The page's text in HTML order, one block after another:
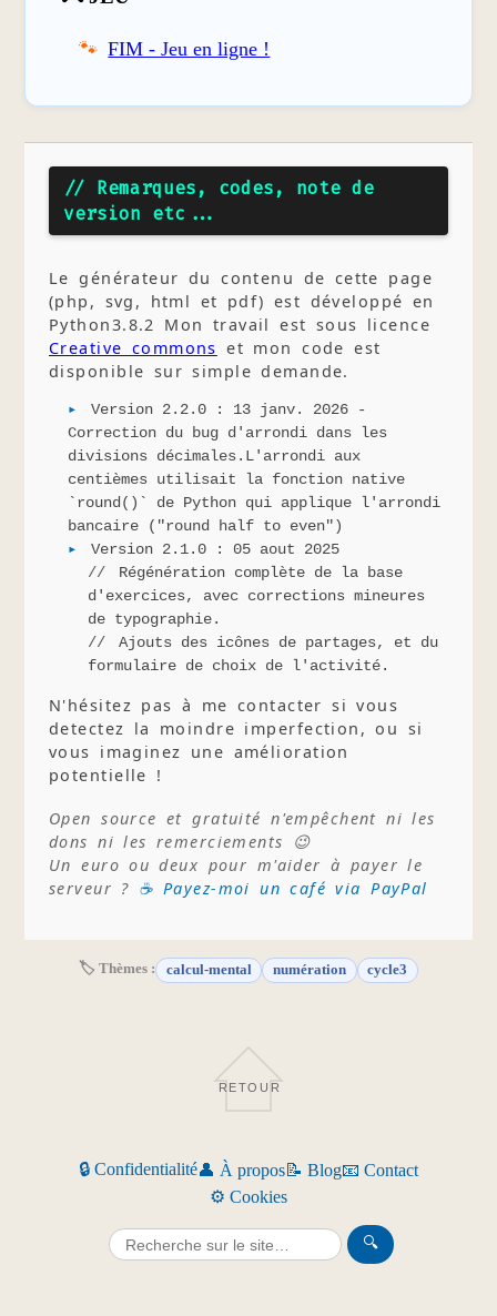
FIM - Jeu en ligne !
// Remarques, codes, note de
version etc...
Le générateur du contenu de cette page
(php, svg, html et pdf) est développé en
Python3.8.2 Mon travail est sous licence
Creative commons et mon code est
disponible sur simple demande.
Version 2.2.0 : 13 janv. 2026 -
Correction du bug d'arrondi dans les
divisions décimales.L'arrondi aux
centièmes utilisait la fonction native
`round()` de Python qui applique l'arrondi
bancaire ("round half to even")
Version 2.1.0 : 05 aout 2025
Régénération complète de la base
d'exercices, avec corrections mineures
de typographie.
Ajouts des icônes de partages, et du
formulaire de choix de l'activité.
N'hésitez pas à me contacter si vous
detectez la moindre imperfection, ou si
vous imaginez une amélioration
potentielle !
Open source et gratuité n'empêchent ni les
dons ni les remerciements 😉
Un euro ou deux pour m'aider à payer le
serveur ? ☕ Payez-moi un café via PayPal
🏷 Thèmes : calcul-mental numération cycle3
RETOUR
🔒 Confidentialité👤 À propos📝 Blog📧 Contact
⚙️ Cookies
🔍